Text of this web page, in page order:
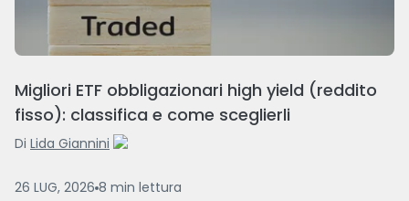
Migliori ETF obbligazionari high yield (reddito
fisso): classifica e come sceglierli
Di Lida Giannini
26 LUG, 2026 8 min lettura